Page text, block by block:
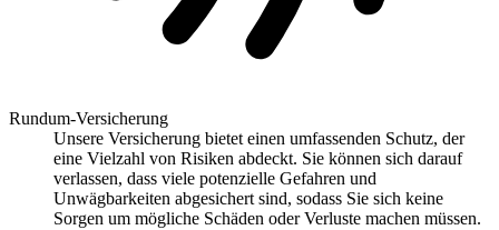
Rundum-Versicherung
Unsere Versicherung bietet einen umfassenden Schutz, der
eine Vielzahl von Risiken abdeckt. Sie können sich darauf
verlassen, dass viele potenzielle Gefahren und
Unwägbarkeiten abgesichert sind, sodass Sie sich keine
Sorgen um mögliche Schäden oder Verluste machen müssen.